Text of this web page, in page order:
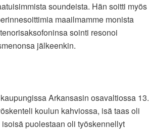
soundeista. Hän soitti myös
maailmamme monista
sointi resonoi
jälkeenkin.
Arkansasin osavaltiossa 13.
koulun kahviossa, isä taas oli
puolestaan oli työskennellyt